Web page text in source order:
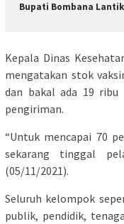
Bupati Bombana
Kepala Dinas
mengatakan stok
dan bakal ada 19 ribu
pengiriman.
“Untuk mencapai 70
sekarang tinggal
(05/11/2021).
Seluruh kelompok
publik, pendidik,